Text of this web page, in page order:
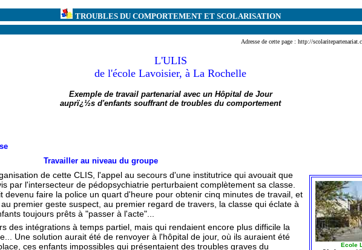
TROUBLES DU COMPORTEMENT ET SCOLARISATION
Adresse de cette page : http://
L'ULIS
de l'école Lavoisier, à La Rochelle
Exemple de travail partenarial avec un Hôpital de Jour
auprï¿½s d'enfants souffrant de troubles du comportement
Travailler au niveau du groupe
de cette CLIS, l'appel au secours d'une institutrice qui avouait que
par l'intersecteur de pédopsychiatrie perturbaient complètement sa classe.
devenu faire la police un quart d'heure pour obtenir cinq minutes de travail, et
premier geste suspect, au premier regard de travers, la classe qui éclate à
toujours prêts à "passer à l'acte"...
Ecole
des intégrations à temps partiel, mais qui rendaient encore plus difficile la
Une solution aurait été de renvoyer à l'hôpital de jour, où ils auraient été
ces enfants impossibles qui présentaient des troubles graves du